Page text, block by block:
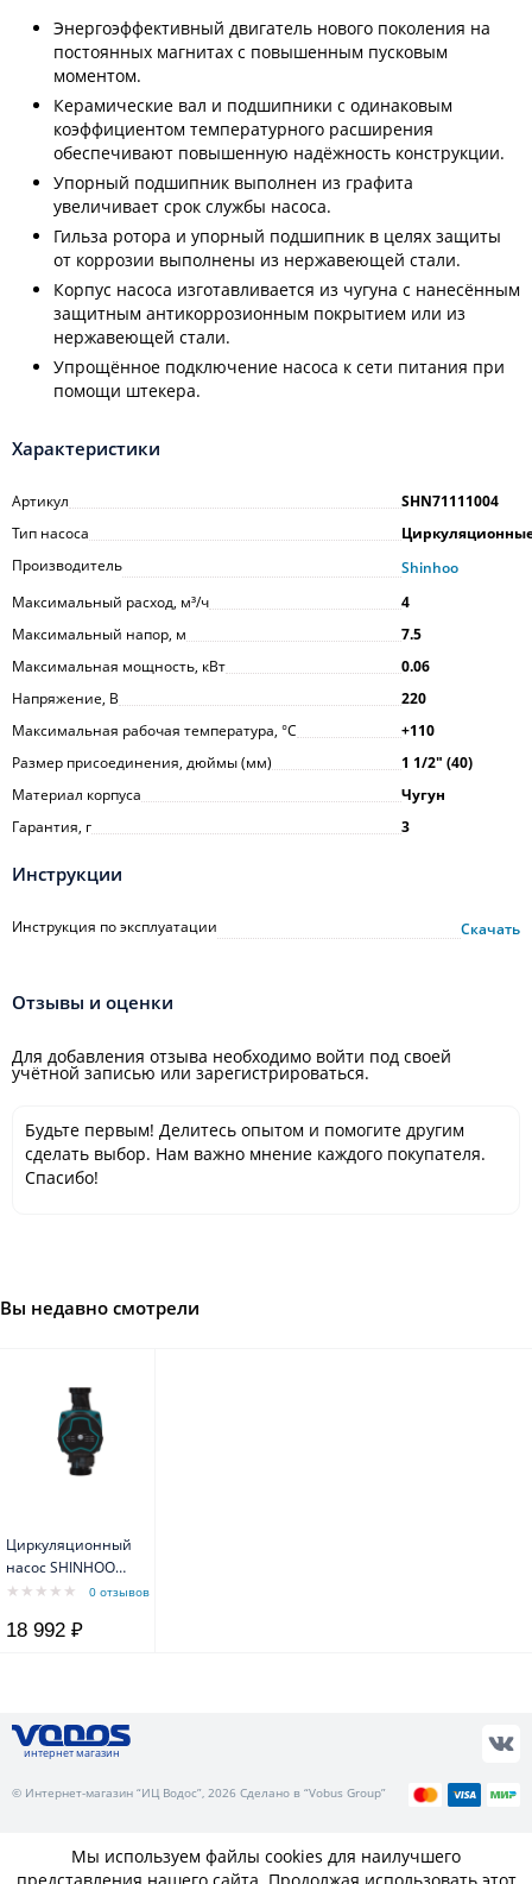
Энергоэффективный двигатель нового поколения на
постоянных магнитах с повышенным пусковым
моментом.
Керамические вал и подшипники с одинаковым
коэффициентом температурного расширения
обеспечивают повышенную надёжность конструкции.
Упорный подшипник выполнен из графита
увеличивает срок службы насоса.
Гильза ротора и упорный подшипник в целях защиты
от коррозии выполнены из нержавеющей стали.
Корпус насоса изготавливается из чугуна с нанесённым
защитным антикоррозионным покрытием или из
нержавеющей стали.
Упрощённое подключение насоса к сети питания при
помощи штекера.
Характеристики
Артикул
SHN71111004
Тип насоса
Производитель
Shinhoo
Максимальный расход, м³/ч
4
Максимальный напор, м
7.5
Максимальная мощность, кВт
0.06
Напряжение, В
220
Максимальная рабочая температура, °С
+110
Размер присоединения, дюймы (мм)
1 1/2ʺ (40)
Материал корпуса
Чугун
Гарантия, г
3
Инструкции
Инструкция по эксплуатации Скачать
Отзывы и оценки
Для добавления отзыва необходимо войти под своей
учётной записью или зарегистрироваться.
Будьте первым! Делитесь опытом и помогите другим
сделать выбор. Нам важно мнение каждого покупателя.
Спасибо!
Вы недавно смотрели
Циркуляционный
насос SHINHOO
MASTER S 25-7.50 отзывов
18 992 ₽
интернет магазин
© Интернет-магазин “ИЦ Водос”, 2026 Сделано в “Vobus Group”
Мы используем файлы cookies для наилучшего